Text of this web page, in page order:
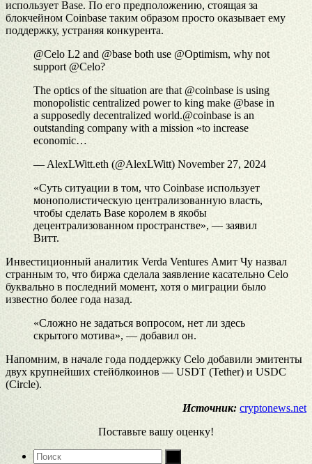
использует Base. По его предположению, стоящая за
блокчейном Coinbase таким образом просто оказывает ему
поддержку, устраняя конкурента.
@Celo L2 and @base both use @Optimism, why not
support @Celo?
The optics of the situation are that @coinbase is using
monopolistic centralized power to king make @base in
a supposedly decentralized world.@coinbase is an
outstanding company with a mission «to increase
economic…
— AlexLWitt.eth (@AlexLWitt) November 27, 2024
«Суть ситуации в том, что Coinbase использует
монополистическую централизованную власть,
чтобы сделать Base королем в якобы
децентрализованном пространстве», — заявил
Витт.
Инвестиционный аналитик Verda Ventures Амит Чу назвал
странным то, что биржа сделала заявление касательно Celo
буквально в последний момент, хотя о миграции было
известно более года назад.
«Сложно не задаться вопросом, нет ли здесь
скрытого мотива», — добавил он.
Напомним, в начале года поддержку Celo добавили эмитенты
двух крупнейших стейблкоинов — USDT (Tether) и USDC
(Circle).
Источник: cryptonews.net
Поставьте вашу оценку!